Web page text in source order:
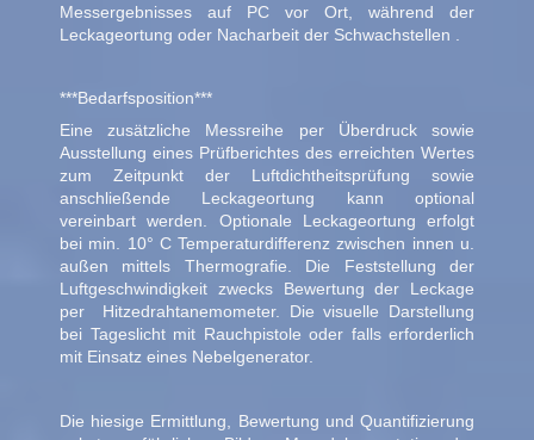
Messergebnisses auf PC vor Ort, während der
Leckageortung oder Nacharbeit der Schwachstellen .
***Bedarfsposition***
Eine zusätzliche Messreihe per Überdruck sowie
Ausstellung eines Prüfberichtes des erreichten Wertes
zum Zeitpunkt der Luftdichtheitsprüfung sowie
anschließende Leckageortung kann optional
vereinbart werden. Optionale Leckageortung erfolgt
bei min. 10° C Temperaturdifferenz zwischen innen u.
außen mittels Thermografie. Die Feststellung der
Luftgeschwindigkeit zwecks Bewertung der Leckage
per Hitzedrahtanemometer. Die visuelle Darstellung
bei Tageslicht mit Rauchpistole oder falls erforderlich
mit Einsatz eines Nebelgenerator.
Die hiesige Ermittlung, Bewertung und Quantifizierung